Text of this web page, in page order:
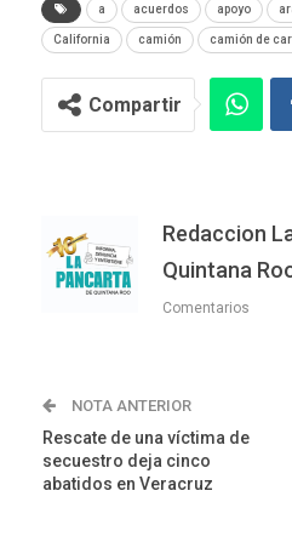
a acuerdos apoyo
California camión camión de
Compartir
Redaccion
Quintana
Comentarios
NOTA ANTERIOR
Rescate de una víctima de
secuestro deja cinco
abatidos en Veracruz